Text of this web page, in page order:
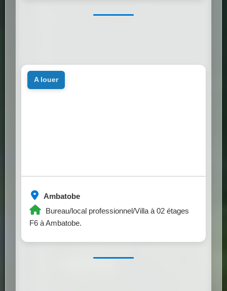
Ambatobe
Bureau/local professionnel/Villa à 02 étages
F6 à Ambatobe.
a louer